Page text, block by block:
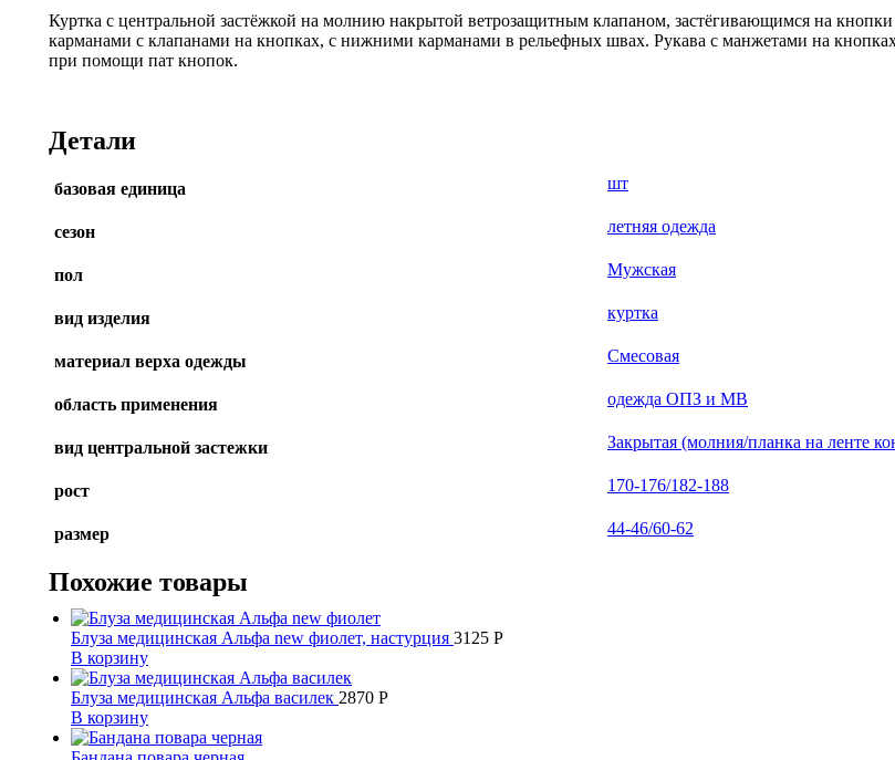
Куртка с центральной застёжкой на молнию накрытой ветрозащитным клапаном, застёгивающимся на
карманами с клапанами на кнопках, с нижними карманами в рельефных швах. Рукава с манжетами на
при помощи пат кнопок.
Детали
базовая единица шт
сезон летняя одежда
пол Мужская
вид изделия куртка
материал верха одежды Смесовая
область применения одежда ОПЗ и МВ
вид центральной застежки Закрытая (молния/планка на ленте
рост 170-176/182-188
размер 44-46/60-62
Похожие товары
Блуза медицинская Альфа new фиолет, настурция 3125 Р
В корзину
Блуза медицинская Альфа василек 2870 Р
В корзину